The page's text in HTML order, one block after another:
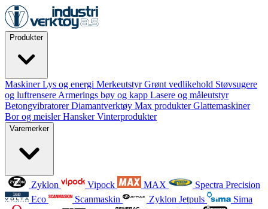
Produkter
MaskinerLys og energi MerkeutstyrGrønt vedlikehold Støvsugere
og luftrensere Armerings bøy og kapp Lasere og måleutstyr
BetongvibratorerDiamantverktøy Max produkterGlattemaskiner
Bor og meislerHanskerVinterprodukter
Varemerker
Zyklon Vipock MAX
Spectra Precision
Eco
Scanmaskin Zyklon Jetpuls
Sima